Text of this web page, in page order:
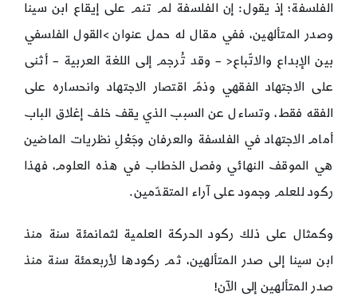
الفلسفة؛ إذ يقول: إن الفلسفة لم تنم على إيقاع ابن سينا
وصدر المتألهين، ففي مقال له حمل عنوان >القول الفلسفي
بين الإبداع والاتّباع< – وقد تُرجم إلى اللغة العربية – أثنى
على الاجتهاد الفقهي وذمّ اقتصار الاجتهاد وانحساره على
الفقه فقط، وتساءل عن السبب الذي يقف خلف إغلاق الباب
أمام الاجتهاد في الفلسفة والعرفان وجَعْلِ نظريات الماضين
هي الموقف النهائي وفصل الخطاب في هذه العلوم، فهذا
ركود للعلم وجمود على آراء المتقدّمين.
وكمثال على ذلك ركود الحركة العلمية لثمانمئة سنة منذ
ابن سينا إلى صدر المتألهين، ثم ركودها لأربعمئة سنة منذ
صدر المتألهين إلى الآن!